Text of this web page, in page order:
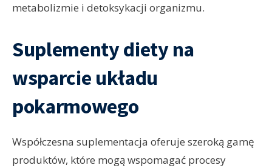
metabolizmie i detoksykacji organizmu.
Suplementy diety na
wsparcie układu
pokarmowego
Współczesna suplementacja oferuje szeroką gamę
produktów, które mogą wspomagać procesy